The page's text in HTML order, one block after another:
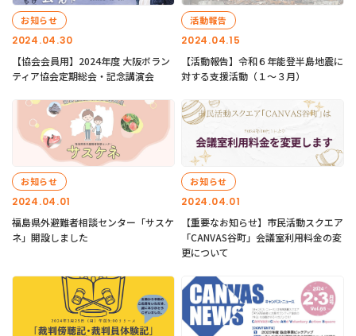
2024.04.30
お知らせ
【協会会員用】2024年度 大阪ボラン
ティア協会定期総会・記念講演会
2024.04.15
活動報告
【活動報告】令和６年能登半島地震に
対する支援活動（１〜３月）
2024.04.01
お知らせ
福島県外避難者相談センター「サスケ
ネ」開設しました
2024.04.01
お知らせ
【重要なお知らせ】市民活動スクエア
「CANVAS谷町」会議室利用料金の変
更について